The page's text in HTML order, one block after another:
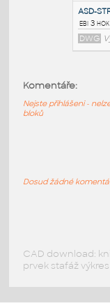
EBI
Komentáře:
Nejste přihlášeni -
bloků
Dosud žádné
CAD download:
prvek stafáž